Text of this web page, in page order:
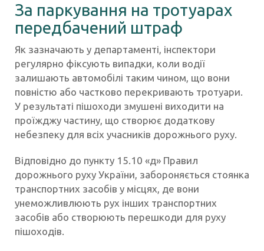
За паркування на тротуарах
передбачений штраф
Як зазначають у департаменті, інспектори
регулярно фіксують випадки, коли водії
залишають автомобілі таким чином, що вони
повністю або частково перекривають тротуари.
У результаті пішоходи змушені виходити на
проїжджу частину, що створює додаткову
небезпеку для всіх учасників дорожнього руху.
Відповідно до пункту 15.10 «д» Правил
дорожнього руху України, забороняється стоянка
транспортних засобів у місцях, де вони
унеможливлюють рух інших транспортних
засобів або створюють перешкоди для руху
пішоходів.